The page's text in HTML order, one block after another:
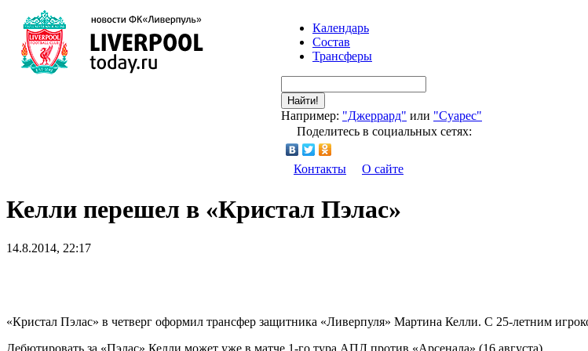
Календарь
Состав
Трансферы
Найти!
Например: "Джеррард" или "Суарес"
Поделитесь в социальных сетях:
Контакты О сайте
Келли перешел в «Кристал Пэлас»
14.8.2014, 22:17
«Кристал Пэлас» в четверг оформил трансфер защитника «Ливерпуля» Мартина Келли. С 25-летним
Дебютировать за «Пэлас» Келли может уже в матче 1-го тура АПЛ против «Арсенала» (16 августа).